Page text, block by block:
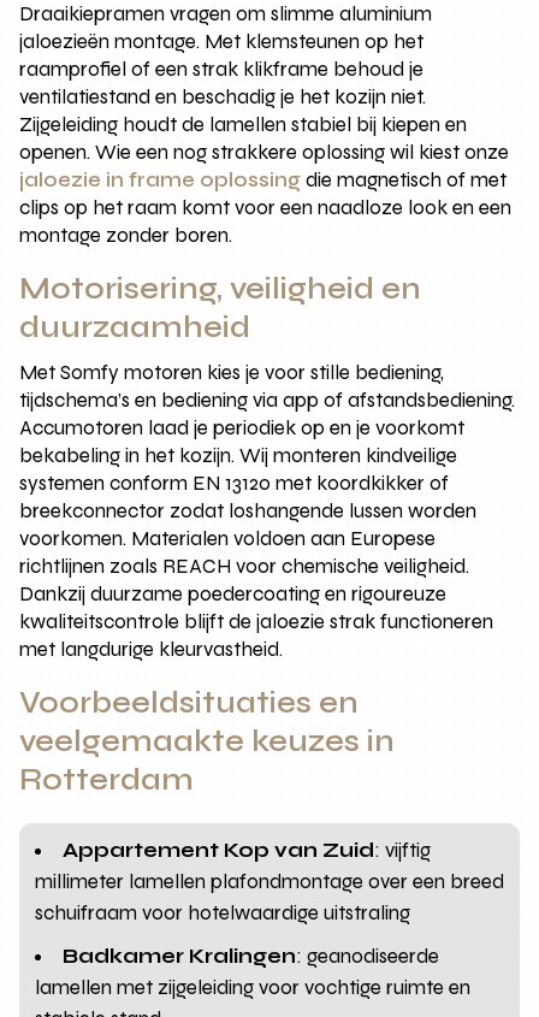
Draaikiepramen vragen om slimme aluminium
jaloezieën montage. Met klemsteunen op het
raamprofiel of een strak klikframe behoud je
ventilatiestand en beschadig je het kozijn niet.
Zijgeleiding houdt de lamellen stabiel bij kiepen en
openen. Wie een nog strakkere oplossing wil kiest onze
jaloezie in frame oplossingdie magnetisch of met
clips op het raam komt voor een naadloze look en een
montage zonder boren.
Motorisering, veiligheid en
duurzaamheid
Met Somfy motoren kies je voor stille bediening,
tijdschema’s en bediening via app of afstandsbediening.
Accumotoren laad je periodiek op en je voorkomt
bekabeling in het kozijn. Wij monteren kindveilige
systemen conform EN 13120 met koordkikker of
breekconnector zodat loshangende lussen worden
voorkomen. Materialen voldoen aan Europese
richtlijnen zoals REACH voor chemische veiligheid.
Dankzij duurzame poedercoating en rigoureuze
kwaliteitscontrole blijft de jaloezie strak functioneren
met langdurige kleurvastheid.
Voorbeeldsituaties en
veelgemaakte keuzes in
Rotterdam
Appartement Kop van Zuid: vijftig
millimeter lamellen plafondmontage over een breed
schuifraam voor hotelwaardige uitstraling
Badkamer Kralingen: geanodiseerde
lamellen met zijgeleiding voor vochtige ruimte en